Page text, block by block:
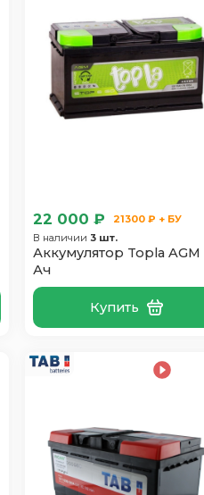
22 000 ₽
21300 ₽ + БУ
В наличии 3 шт.
Аккумулятор Topla AGM
Ач
Купить